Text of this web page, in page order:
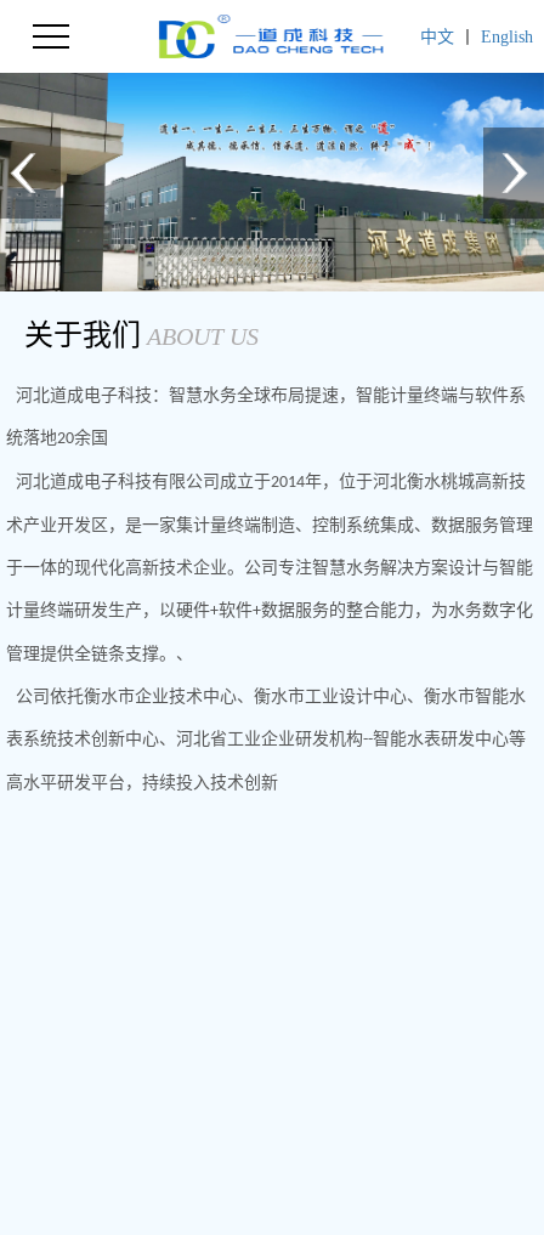
中文 丨English
关于我们 ABOUT US
河北道成电子科技：智慧水务全球布局提速，智能计量终端与软件系
统落地20余国
河北道成电子科技有限公司成立于2014年，位于河北衡水桃城高新技
术产业开发区，是一家集计量终端制造、控制系统集成、数据服务管理
于一体的现代化高新技术企业。公司专注智慧水务解决方案设计与智能
计量终端研发生产，以硬件+软件+数据服务的整合能力，为水务数字化
管理提供全链条支撑。、
公司依托衡水市企业技术中心、衡水市工业设计中心、衡水市智能水
表系统技术创新中心、河北省工业企业研发机构--智能水表研发中心等
高水平研发平台，持续投入技术创新